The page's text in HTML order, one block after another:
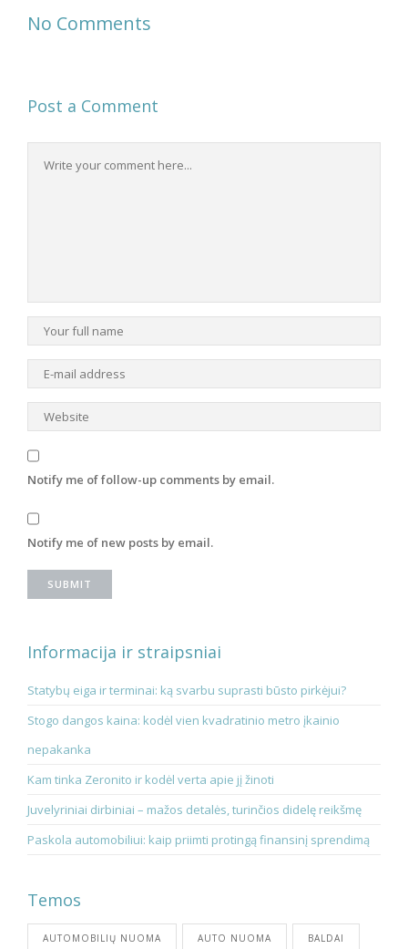
No Comments
Post a Comment
Notify me of follow-up comments by email.
Notify me of new posts by email.
Informacija ir straipsniai
Statybų eiga ir terminai: ką svarbu suprasti būsto pirkėjui?
Stogo dangos kaina: kodėl vien kvadratinio metro įkainio
nepakanka
Kam tinka Zeronito ir kodėl verta apie jį žinoti
Juvelyriniai dirbiniai – mažos detalės, turinčios didelę reikšmę
Paskola automobiliui: kaip priimti protingą finansinį sprendimą
Temos
AUTOMOBILIŲ NUOMA AUTO NUOMA BALDAI